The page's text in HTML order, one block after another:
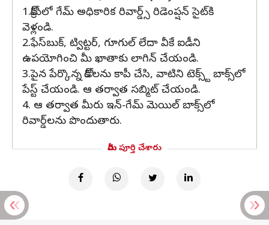
1.క్రోమ్‌లో గేమ్ అధికారిక రివార్డ్స్ రిడెంప్షన్ సైట్‌కి
వెళ్లండి.
2.ఫేస్‌బుక్, ట్విట్టర్, గూగుల్ లేదా వీకే ఐడీని
ఉపయోగించి మీ ఖాతాకు లాగిన్ చేయండి.
3.పైన పేర్కొన్న కోడ్‌లను కాపీ చేసి, వాటిని టెక్స్ట్ బాక్స్‌లో
పేస్ట్ చేయండి. ఆ తర్వాత సబ్మిట్ చేయండి.
4. ఆ తర్వాత మీరు ఇన్-గేమ్ మెయిల్ బాక్స్‌లో
రివార్డ్‌లను పొందుతారు.
మీరు పూర్తి చేశారు